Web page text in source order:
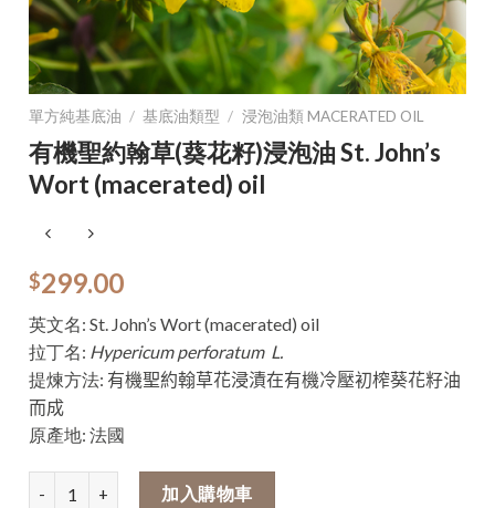
單方純基底油 / 基底油類型 / 浸泡油類 MACERATED OIL
有機聖約翰草(葵花籽)浸泡油 St. John’s
Wort (macerated) oil
$299.00
英文名: St. John’s Wort (macerated) oil
拉丁名: Hypericumperforatum L.
提煉方法: 有機聖約翰草花浸漬在有機冷壓初榨葵花籽油
而成
原產地: 法國
加入購物車